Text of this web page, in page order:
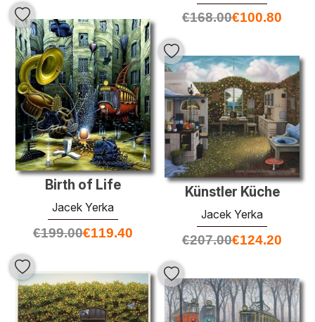
€168.00€100.80
Birth of Life
Jacek Yerka
€199.00€119.40
Künstler Küche
Jacek Yerka
€207.00€124.20